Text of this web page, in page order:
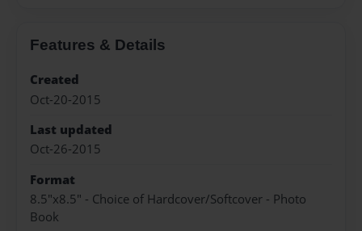
Features & Details
Created
Oct-20-2015
Last updated
Oct-26-2015
Format
8.5"x8.5" - Choice of Hardcover/Softcover - Photo
Book